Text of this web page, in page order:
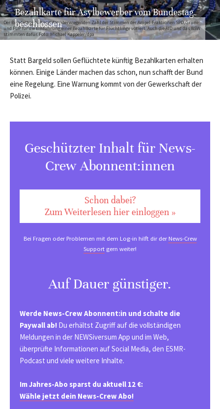
Der Bundestag hat mit der überwiegenden Zahl der Stimmen der Ampel-Fraktionen SPD, Grüne
und FDP für die Einführung einer Bezahlkarte für Flüchtlinge votiert. Auch die AfD und das BSW
stimmten dafür. Foto: Michael Kappeler/dpa
Bezahlkarte für Asylbewerber vom Bundestag
beschlossen
Statt Bargeld sollen Geflüchtete künftig Bezahlkarten erhalten
können. Einige Länder machen das schon, nun schafft der Bund
eine Regelung. Eine Warnung kommt von der Gewerkschaft der
Polizei.
Geschützter Inhalt für News-
Crew Abonnent:innen
Schon dabei?
Zum Weiterlesen hier einloggen »
Bei Fragen oder Problemen mit dem Log-in hilft dir derNews-Crew
Support gern weiter!
Auf Dauer günstiger.
Werde News-Crew Abonnent:in und schalte die
Paywall ab! Du erhältst Zugriff auf die vollständigen
Meldungen in der NEWSiversum App und im Web,
überprüfte Informationen auf Social Media, den ESMR-
Podcast und viele weitere Inhalte.
Im Jahres-Abo sparst du aktuell 12 €:
Wähle jetzt dein News-Crew Abo!